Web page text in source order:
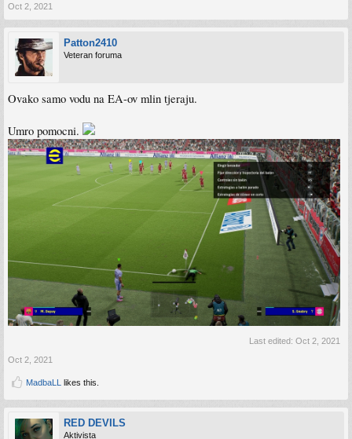
Oct 2, 2021
Patton2410
Veteran foruma
Ovako samo vodu na EA-ov mlin tjeraju.
Umro pomocni.
Last edited: Oct 2, 2021
Oct 2, 2021
MadbaLL likes this.
RED DEVILS
Aktivista